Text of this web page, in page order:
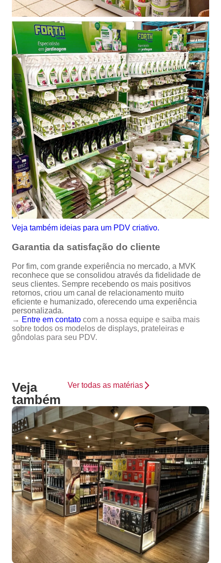
Veja também ideias para um PDV criativo.
Garantia da satisfação do cliente
Por fim, com grande experiência no mercado, a MVK
reconhece que se consolidou através da fidelidade de
seus clientes. Sempre recebendo os mais positivos
retornos, criou um canal de relacionamento muito
eficiente e humanizado, oferecendo uma experiência
personalizada.
→ Entre em contato com a nossa equipe e saiba mais
sobre todos os modelos de displays, prateleiras e
gôndolas para seu PDV.
Veja
também
Ver todas as matérias